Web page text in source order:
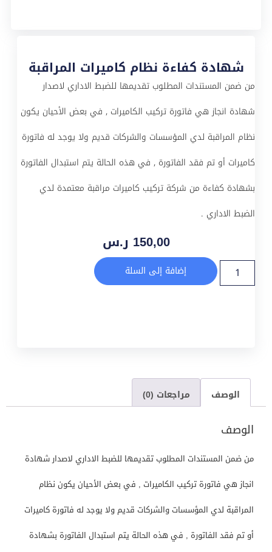
شهادة كفاءة نظام كاميرات المراقبة
من ضمن المستندات المطلوب تقديمها للضبط الاداري لاصدار
شهادة انجاز هي فاتورة تركيب الكاميرات , في بعض الأحيان يكون
نظام المراقبة لدي المؤسسات والشركات قديم ولا يوجد له فاتورة
كاميرات أو تم فقد الفاتورة , في هذه الحالة يتم استبدال الفاتورة
بشهادة كفاءة من شركة تركيب كاميرات مراقبة معتمدة لدي
الضبط الاداري .
150,00 ر.س
إضافة إلى السلة
الوصف مراجعات (0)
الوصف
من ضمن المستندات المطلوب تقديمها للضبط الاداري لاصدار شهادة
انجاز هي فاتورة تركيب الكاميرات , في بعض الأحيان يكون نظام
المراقبة لدي المؤسسات والشركات قديم ولا يوجد له فاتورة كاميرات
أو تم فقد الفاتورة , في هذه الحالة يتم استبدال الفاتورة بشهادة